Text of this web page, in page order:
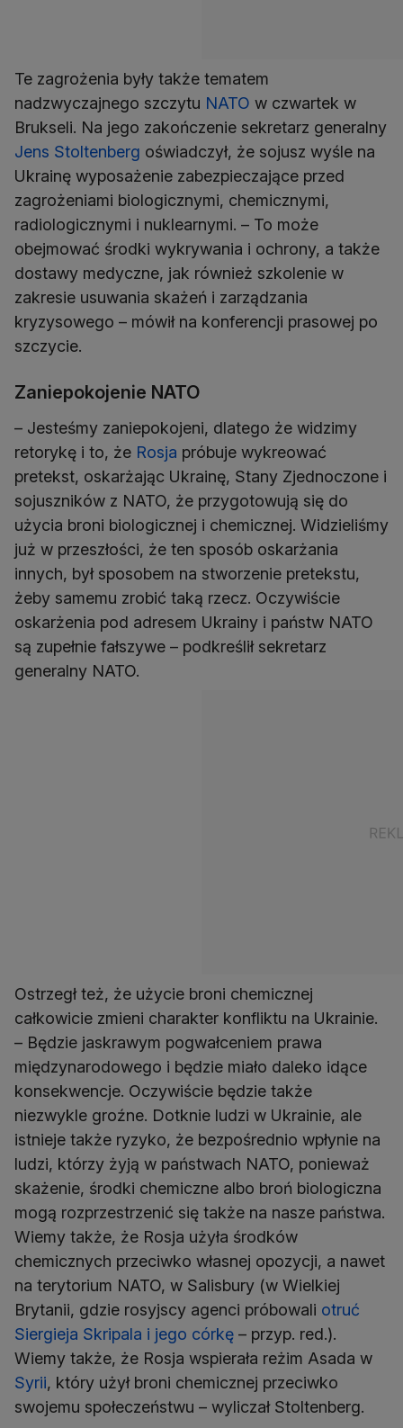
Te zagrożenia były także tematem
nadzwyczajnego szczytu NATO w czwartek w
Brukseli. Na jego zakończenie sekretarz generalny
Jens Stoltenberg oświadczył, że sojusz wyśle na
Ukrainę wyposażenie zabezpieczające przed
zagrożeniami biologicznymi, chemicznymi,
radiologicznymi i nuklearnymi. – To może
obejmować środki wykrywania i ochrony, a także
dostawy medyczne, jak również szkolenie w
zakresie usuwania skażeń i zarządzania
kryzysowego – mówił na konferencji prasowej po
szczycie.
Zaniepokojenie NATO
– Jesteśmy zaniepokojeni, dlatego że widzimy
retorykę i to, że Rosja próbuje wykreować
pretekst, oskarżając Ukrainę, Stany Zjednoczone i
sojuszników z NATO, że przygotowują się do
użycia broni biologicznej i chemicznej. Widzieliśmy
już w przeszłości, że ten sposób oskarżania
innych, był sposobem na stworzenie pretekstu,
żeby samemu zrobić taką rzecz. Oczywiście
oskarżenia pod adresem Ukrainy i państw NATO
są zupełnie fałszywe – podkreślił sekretarz
generalny NATO.
Ostrzegł też, że użycie broni chemicznej
całkowicie zmieni charakter konfliktu na Ukrainie.
– Będzie jaskrawym pogwałceniem prawa
międzynarodowego i będzie miało daleko idące
konsekwencje. Oczywiście będzie także
niezwykle groźne. Dotknie ludzi w Ukrainie, ale
istnieje także ryzyko, że bezpośrednio wpłynie na
ludzi, którzy żyją w państwach NATO, ponieważ
skażenie, środki chemiczne albo broń biologiczna
mogą rozprzestrzenić się także na nasze państwa.
Wiemy także, że Rosja użyła środków
chemicznych przeciwko własnej opozycji, a nawet
na terytorium NATO, w Salisbury (w Wielkiej
Brytanii, gdzie rosyjscy agenci próbowali otruć
Siergieja Skripala i jego córkę – przyp. red.).
Wiemy także, że Rosja wspierała reżim Asada w
Syrii, który użył broni chemicznej przeciwko
swojemu społeczeństwu – wyliczał Stoltenberg.